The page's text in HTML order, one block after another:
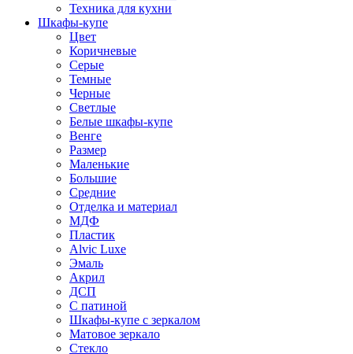
Техника для кухни
Шкафы-купе
Цвет
Коричневые
Серые
Темные
Черные
Светлые
Белые шкафы-купе
Венге
Размер
Маленькие
Большие
Средние
Отделка и материал
МДФ
Пластик
Alvic Luxe
Эмаль
Акрил
ДСП
С патиной
Шкафы-купе с зеркалом
Матовое зеркало
Стекло